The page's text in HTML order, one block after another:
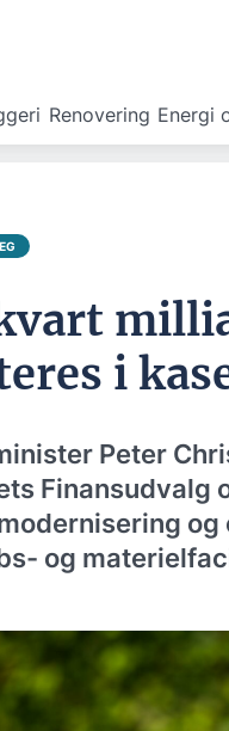
Renovering Energi
i
Peter
Finansudvalg
og
og